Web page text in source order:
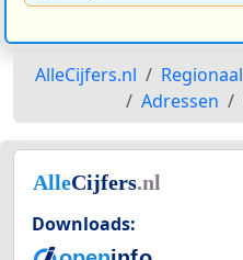
AlleCijfers.nl Regionaal
Adressen
Downloads: